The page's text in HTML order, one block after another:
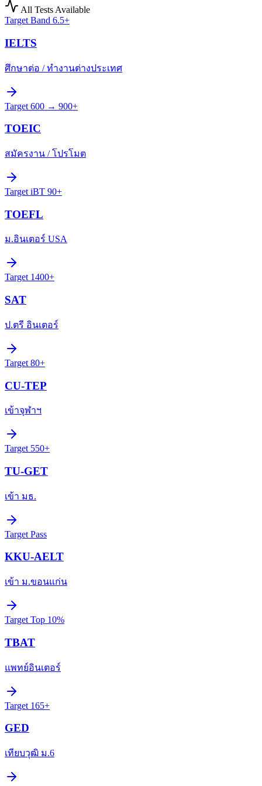
All Tests Available
Target Band 6.5+
IELTS
ศึกษาต่อ / ทำงานต่างประเทศ
Target 600 → 900+
TOEIC
สมัครงาน / โปรโมต
Target iBT 90+
TOEFL
ม.อินเตอร์ USA
Target 1400+
SAT
ป.ตรี อินเตอร์
Target 80+
CU-TEP
เข้าจุฬาฯ
Target 550+
TU-GET
เข้า มธ.
Target Pass
KKU-AELT
เข้า ม.ขอนแก่น
Target Top 10%
TBAT
แพทย์อินเตอร์
Target 165+
GED
เทียบวุฒิ ม.6